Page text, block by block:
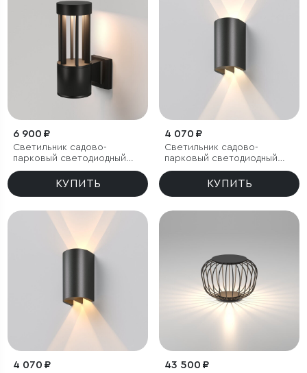
6 900 ₽
Светильник садово-
парковый светодиодный
Apart
КУПИТЬ
4 070 ₽
Светильник садово-
парковый светодиодный
Twinray 4000K
КУПИТЬ
4 070 ₽ 43 500 ₽